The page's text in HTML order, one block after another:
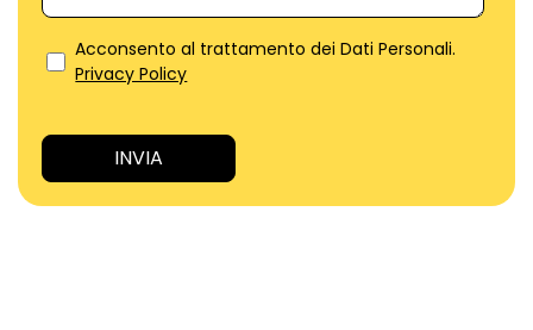
Acconsento al trattamento dei Dati Personali.
Privacy Policy